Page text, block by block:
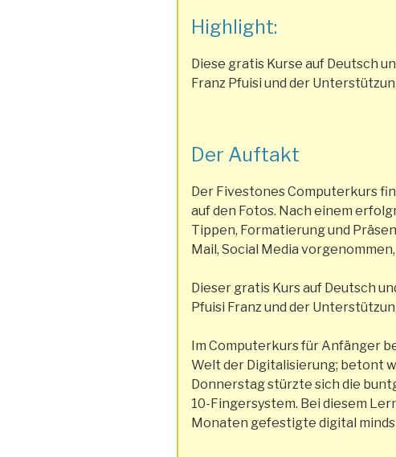
Highlight:
Diese gratis Kurse auf Deutsch
Franz Pfuisi und der
Der Auftakt
Der Fivestones Computerkurs
auf den Fotos. Nach einem
Tippen, Formatierung und
Mail, Social Media
Dieser gratis Kurs auf Deutsch
Pfuisi Franz und der
Im Computerkurs für Anfänger
Welt der Digitalisierung; betont
Donnerstag stürzte sich die
10-Fingersystem. Bei diesem
Monaten gefestigte digital